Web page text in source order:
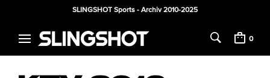
SLINGSHOT Sports - Archiv 2010-2025
0